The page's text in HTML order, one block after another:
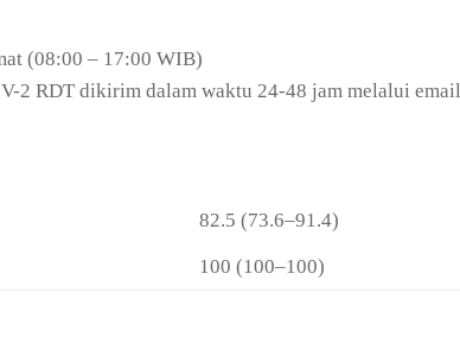
(08:00 – 17:00 WIB)
2 RDT dikirim dalam waktu 24-48 jam melalui email
82.5 (73.6–91.4)
100 (100–100)